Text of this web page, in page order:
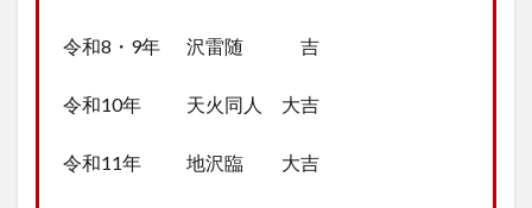
令和8・9年 沢雷随 吉
令和10年 天火同人 大吉
令和11年 地沢臨 大吉